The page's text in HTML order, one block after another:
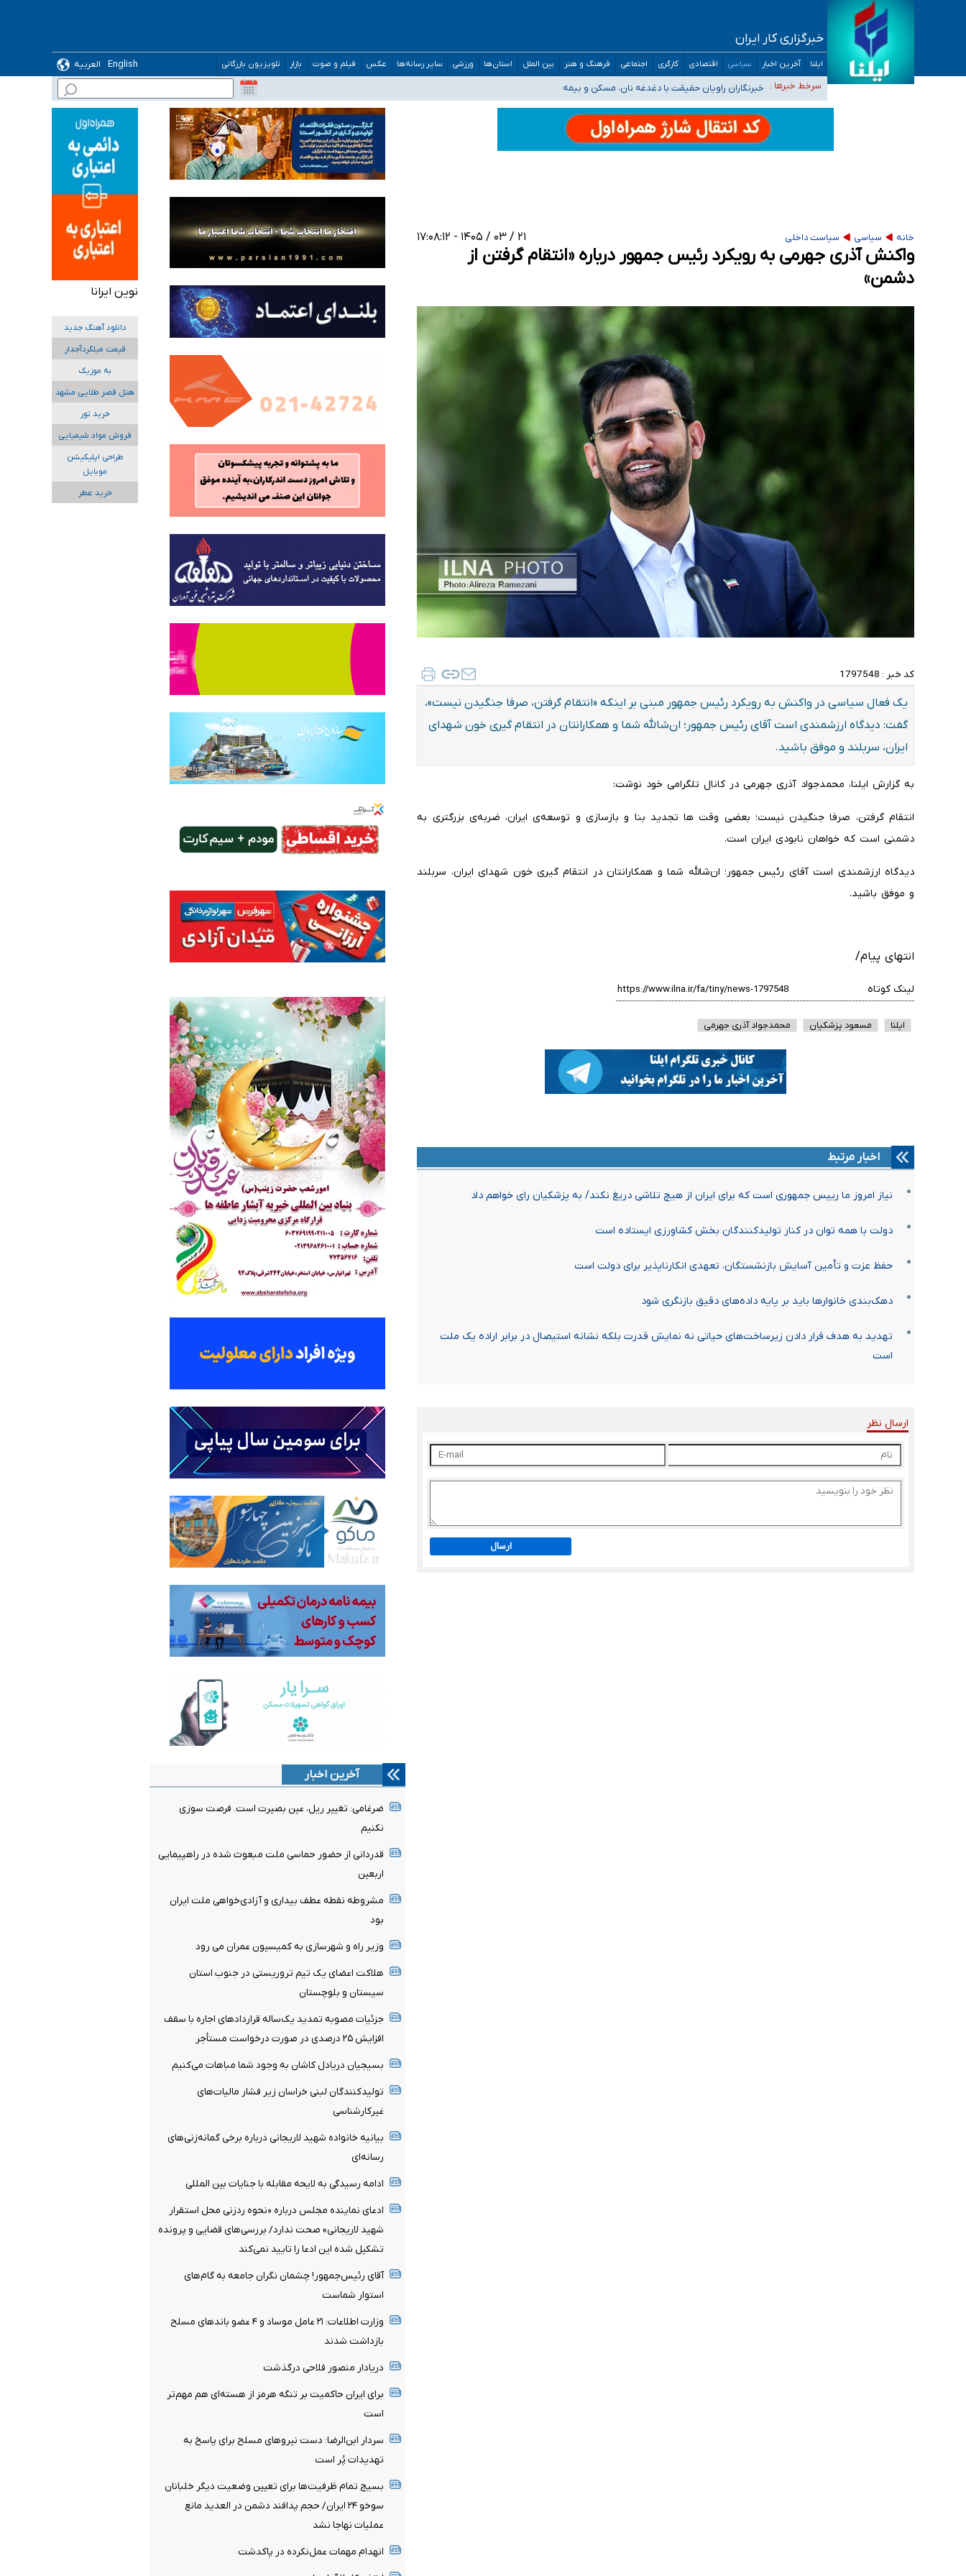
خبرگزاری کار ایران
ایلنا آخرین اخبار سیاسی اقتصادی کارگری اجتماعی فرهنگ و هنر بین الملل استان‌ها ورزشی سایر رسانه‌ها عکس فیلم و صوت بازار تلویزیون بازرگانی English
العربیه
سرخط خبرها :
تعویق آزمون ورودی دکترای تخصصی فرماندهی صحنه عملیات و دکترای تخصصی جغرافیای نظامی دافوس آجا
خبرنگاران راویان حقیقت با دغدغه نان، مسکن و بیمه
آخرین وضعیت شیوع عفونت‌های تنفسی در کشور/ خوزستان و کرمان بالاتر از آستانه هشدار
هیچ پرستاری بازداشت یا اخراج نشده است/ از رئیس جمهور خواستیم ورود کند
ثبت‌نام بخش عمده دانش‌آموزان مدارس ایرانی امارات در کشور/ درباره محصلان باقی‌مانده در دبی متناسب با شرایط جدید تصمیم‌گیری می‌شود
خانه سیاسی سیاست داخلی ۲۱ / ۰۳ / ۱۴۰۵ - ۱۷:۰۸:۱۲
واکنش آذری جهرمی به رویکرد رئیس جمهور درباره «انتقام گرفتن از
دشمن»
کد خبر : 1797548
یک فعال سیاسی در واکنش به رویکرد رئیس جمهور مبنی بر اینکه «انتقام گرفتن، صرفا جنگیدن نیست»،
گفت: دیدگاه ارزشمندی است آقای رئیس جمهور؛ ان‌شالله شما و همکارانتان در انتقام گیری خون شهدای
ایران، سربلند و موفق باشید.
به گزارش ایلنا، محمدجواد آذری جهرمی در کانال تلگرامی خود نوشت:
انتقام گرفتن، صرفا جنگیدن نیست؛ بعضی وقت ها تجدید بنا و بازسازی و توسعه‌ی ایران، ضربه‌ی بزرگتری به
دشمنی است که خواهان نابودی ایران است.
دیدگاه ارزشمندی است آقای رئیس جمهور؛ ان‌شالله شما و همکارانتان در انتقام گیری خون شهدای ایران، سربلند
و موفق باشید.
انتهای پیام/
لینک کوتاه
ایلنا مسعود پزشکیان محمدجواد آذری جهرمی
اخبار مرتبط
نیاز امروز ما رییس جمهوری است که برای ایران⁩ از هیچ تلاشی دریغ نکند/ به پزشکیان⁩ رای خواهم داد
دولت با همه توان در کنار تولیدکنندگان بخش کشاورزی ایستاده است
حفظ عزت و تأمین آسایش بازنشستگان، تعهدی انکارناپذیر برای دولت است
دهک‌بندی خانوارها باید بر پایه داده‌های دقیق بازنگری شود
تهدید به هدف قرار دادن زیرساخت‌های حیاتی نه نمایش قدرت بلکه نشانه استیصال در برابر اراده یک ملت
است
ارسال نظر
ارسال
آخرین اخبار
ضرغامی: تغییر ریل، عین بصیرت است. فرصت سوزی
نکنیم
قدردانی از حضور حماسی ملت مبعوث شده در راهپیمایی
اربعین
مشروطه نقطه عطف بیداری و آزادی‌خواهی ملت ایران
بود
وزیر راه و شهرسازی به کمیسیون عمران می رود
هلاکت اعضای یک تیم تروریستی در جنوب استان
سیستان و بلوچستان
جزئیات مصوبه تمدید یک‌ساله قرارداد‌های اجاره با سقف
افزایش ۲۵ درصدی در صورت درخواست مستأجر
بسیجیان‌ دریادل‌ کاشان به‌ وجود شما مباهات می‌کنیم
تولیدکنندگان لبنی خراسان زیر فشار مالیات‌های
غیرکارشناسی
بیانیه خانواده شهید لاریجانی درباره برخی گمانه‌زنی‌های
رسانه‌ای
ادامه رسیدگی به لایحه مقابله با جنایات بین المللی
ادعای نماینده مجلس درباره «نحوه ردزنی محل استقرار
شهید لاریجانی» صحت ندارد/ بررسی‌های قضایی و پرونده
تشکیل شده این ادعا را تایید نمی‌کند
آقای رئیس‌جمهور! چشمان نگران جامعه به گام‌های
استوار شماست
وزارت اطلاعات: ۲۱ عامل موساد و ۴ عضو باندهای مسلح
بازداشت شدند
دریادار منصور فلاحی درگذشت
برای ایران حاکمیت بر تنگه هرمز از هسته‌ای هم مهم‌تر
است
سردار ابن‌الرضا: دست نیروهای مسلح برای پاسخ به
تهدیدات پُر است
بسیج تمام ظرفیت‌ها برای تعیین وضعیت دیگر خلبانان
سوخو ۲۴ ایران/ حجم پدافند دشمن در العدید مانع
عملیات نهاجا نشد
انهدام مهمات عمل‌نکرده در پاکدشت
نوین ایرانا
دانلود آهنگ جدید
قیمت میلگردآجدار
به موزیک
هتل قصر طلایی مشهد
خرید تور
فروش مواد شیمیایی
طراحی اپلیکیشن
موبایل
خرید عطر